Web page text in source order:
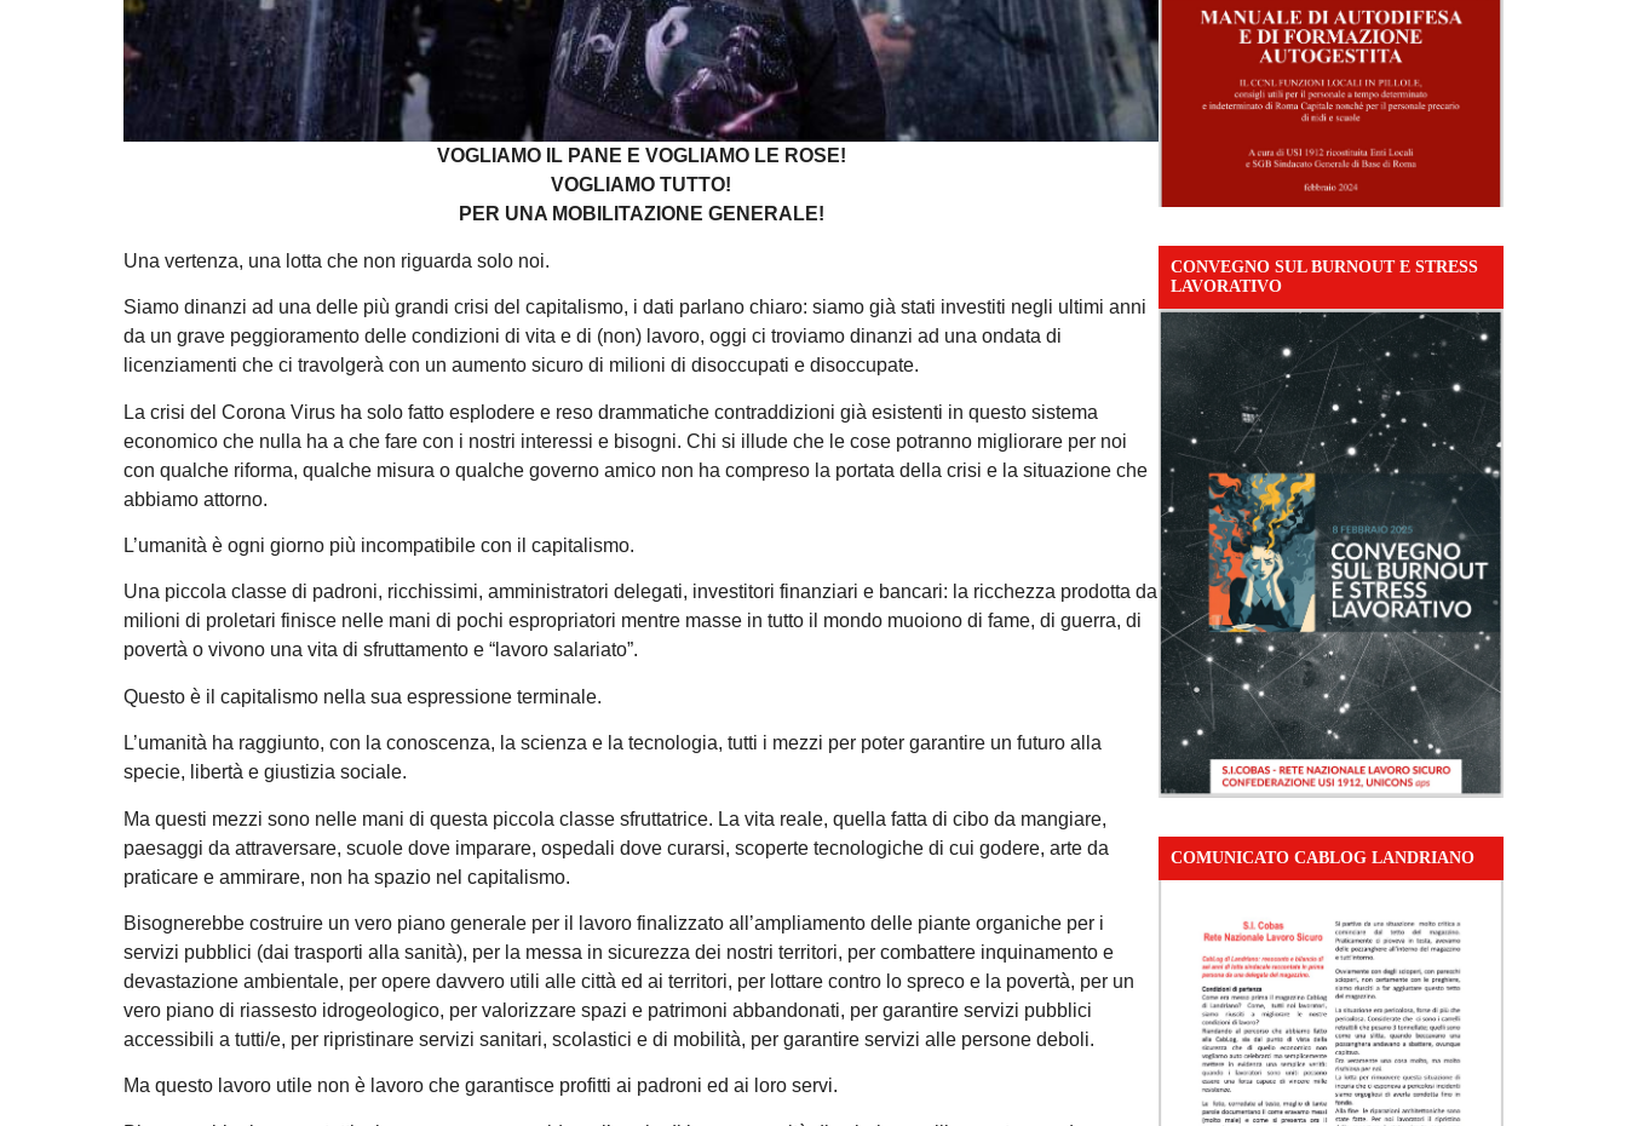
VOGLIAMO IL PANE E VOGLIAMO LE ROSE!
VOGLIAMO TUTTO!
PER UNA MOBILITAZIONE GENERALE!
Una vertenza, una lotta che non riguarda solo noi.
Siamo dinanzi ad una delle più grandi crisi del capitalismo, i dati parlano chiaro: siamo già stati investiti negli ultimi anni
da un grave peggioramento delle condizioni di vita e di (non) lavoro, oggi ci troviamo dinanzi ad una ondata di
licenziamenti che ci travolgerà con un aumento sicuro di milioni di disoccupati e disoccupate.
La crisi del Corona Virus ha solo fatto esplodere e reso drammatiche contraddizioni già esistenti in questo sistema
economico che nulla ha a che fare con i nostri interessi e bisogni. Chi si illude che le cose potranno migliorare per noi
con qualche riforma, qualche misura o qualche governo amico non ha compreso la portata della crisi e la situazione che
abbiamo attorno.
L’umanità è ogni giorno più incompatibile con il capitalismo.
Una piccola classe di padroni, ricchissimi, amministratori delegati, investitori finanziari e bancari: la ricchezza prodotta da
milioni di proletari finisce nelle mani di pochi espropriatori mentre masse in tutto il mondo muoiono di fame, di guerra, di
povertà o vivono una vita di sfruttamento e “lavoro salariato”.
Questo è il capitalismo nella sua espressione terminale.
L’umanità ha raggiunto, con la conoscenza, la scienza e la tecnologia, tutti i mezzi per poter garantire un futuro alla
specie, libertà e giustizia sociale.
Ma questi mezzi sono nelle mani di questa piccola classe sfruttatrice. La vita reale, quella fatta di cibo da mangiare,
paesaggi da attraversare, scuole dove imparare, ospedali dove curarsi, scoperte tecnologiche di cui godere, arte da
praticare e ammirare, non ha spazio nel capitalismo.
Bisognerebbe costruire un vero piano generale per il lavoro finalizzato all’ampliamento delle piante organiche per i
servizi pubblici (dai trasporti alla sanità), per la messa in sicurezza dei nostri territori, per combattere inquinamento e
devastazione ambientale, per opere davvero utili alle città ed ai territori, per lottare contro lo spreco e la povertà, per un
vero piano di riassesto idrogeologico, per valorizzare spazi e patrimoni abbandonati, per garantire servizi pubblici
accessibili a tutti/e, per ripristinare servizi sanitari, scolastici e di mobilità, per garantire servizi alle persone deboli.
Ma questo lavoro utile non è lavoro che garantisce profitti ai padroni ed ai loro servi.
CONVEGNO SUL BURNOUT E STRESS
LAVORATIVO
COMUNICATO CABLOG LANDRIANO